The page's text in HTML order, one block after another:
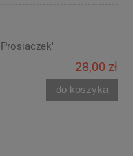
28,00 zł
do koszyka